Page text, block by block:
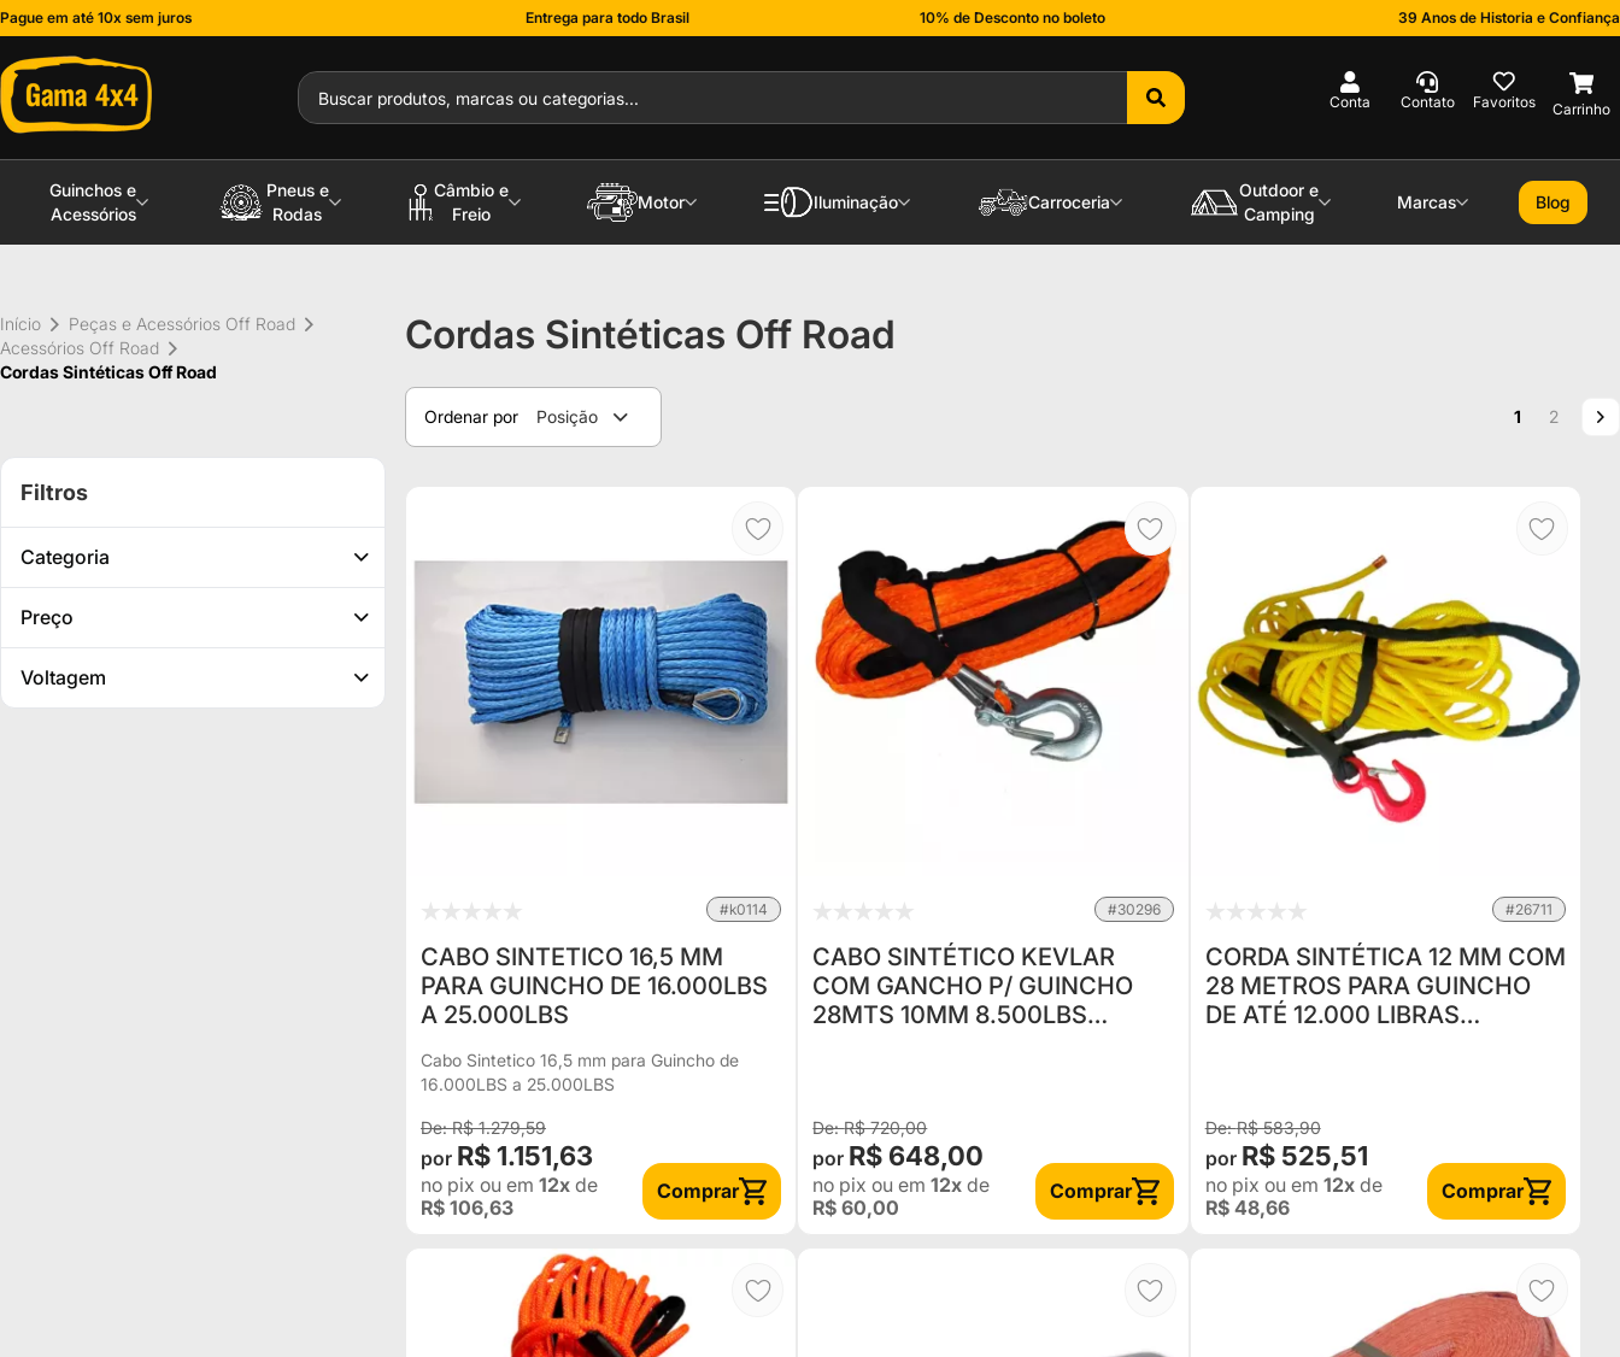
Pague em até 10x sem juros Entrega para todo Brasil 10% de Desconto no boleto
39 Anos de Historia e Confiança
Guinchos e
Acessórios
Pneus e
Rodas
Câmbio e
Freio
Motor Iluminação Carroceria
Outdoor e
Camping
Marcas Blog
Cordas Sintéticas Off Road
Ordenar por Posição Página
Você esta
1 Página
2
#k0114
CABO SINTETICO 16,5 MM
PARA GUINCHO DE 16.000LBS
A 25.000LBS
Cabo Sintetico 16,5 mm para Guincho de
16.000LBS a 25.000LBS
R$ 1.279,59
R$ 1.151,63
no pix ou em 12x de
R$ 106,63
Comprar
#30296
CABO SINTÉTICO KEVLAR
COM GANCHO P/ GUINCHO
28MTS 10MM 8.500LBS
R$ 720,00
R$ 648,00
no pix ou em12x de
R$ 60,00
Comprar
#26711
CORDA SINTÉTICA 12 MM COM
28 METROS PARA GUINCHO
DE ATÉ 12.000 LIBRAS
R$ 583,90
R$ 525,51
no pix ou em 12xde
R$ 48,66
Comprar
Início
Peças e Acessórios Off Road
Acessórios Off Road
Cordas Sintéticas Off Road
Filtros
Categoria
Preço
Voltagem